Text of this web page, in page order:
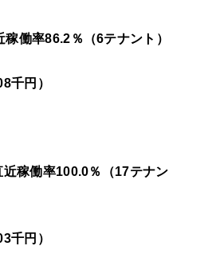
働率86.2％（6テナント）
千円）
稼働率100.0％（17テナン
千円）